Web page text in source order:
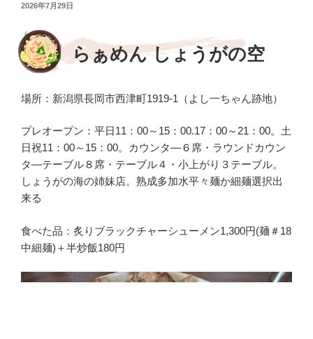
o
o
k
投
日:
2026年7月29日
らぁめん しょうがの空
場所：新潟県長岡市西津町1919-1（よし一ちゃん跡地）
プレオープン：平日11：00～15：00.17：00～21：00。土
日祝11：00～15：00。カウンタ―６席・ラウンドカウン
タ―テーブル８席・テーブル４・小上がり３テーブル。
しょうがの海の姉妹店。熟成多加水平々麺か細麺選択出
来る
食べた品：炙りブラックチャーシューメン1,300円(麺＃18
中細麺)＋半炒飯180円